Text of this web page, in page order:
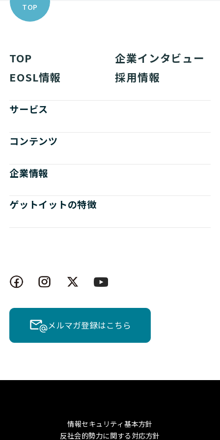
TOP
TOP
企業インタビュー
EOSL情報
採用情報
サービス
コンテンツ
企業情報
ゲットイットの特徴
メルマガ登録はこちら
情報セキュリティ基本方針
反社会的勢力に関する対応方針